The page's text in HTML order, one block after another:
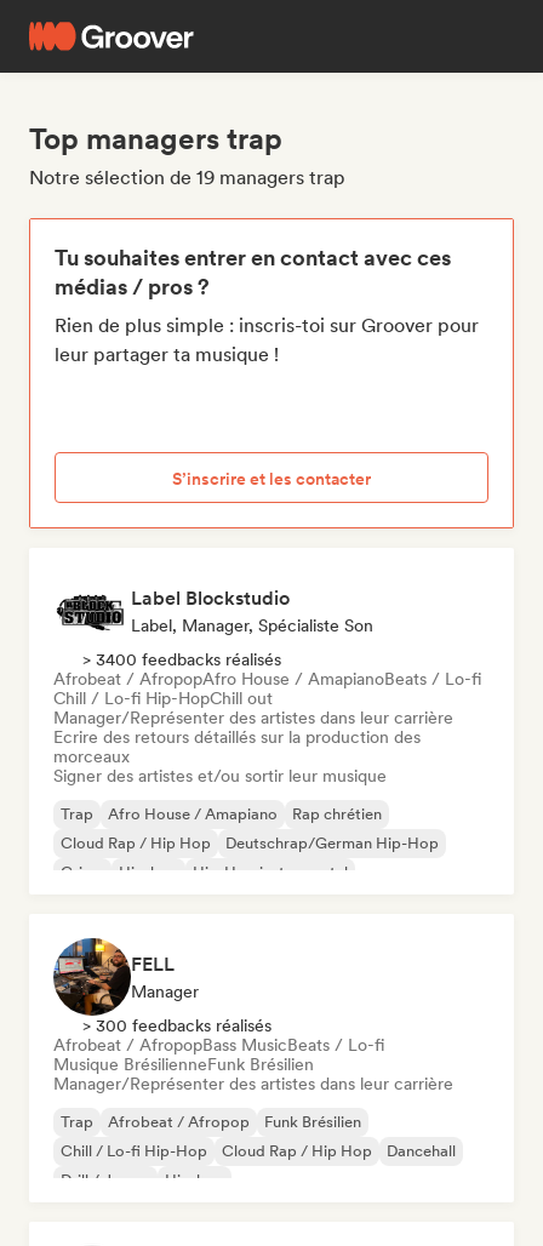
Top managers trap
Notre sélection de 19 managers trap
Tu souhaites entrer en contact avec ces
médias / pros ?
Rien de plus simple : inscris-toi sur Groover pour
leur partager ta musique !
S’inscrire et les contacter
Label Blockstudio
Label, Manager, Spécialiste Son
> 3400 feedbacks réalisés
Afrobeat / AfropopAfro House / AmapianoBeats / Lo-fi
Chill / Lo-fi Hip-HopChill out
Manager/Représenter des artistes dans leur carrière
Ecrire des retours détaillés sur la production des
morceaux
Signer des artistes et/ou sortir leur musique
Trap Afro House / Amapiano
Rap chrétien
Cloud Rap / Hip Hop
Deutschrap/German Hip-Hop
Grime
Hip-hop Hip-Hop instrumental
FELL
Manager
> 300 feedbacks réalisés
Afrobeat / AfropopBass MusicBeats / Lo-fi
Musique BrésilienneFunk Brésilien
Manager/Représenter des artistes dans leur carrière
Trap Afrobeat / Afropop
Funk Brésilien
Chill / Lo-fi Hip-Hop
Cloud Rap / Hip Hop
Dancehall
Drill / Jersey
Hip-hop